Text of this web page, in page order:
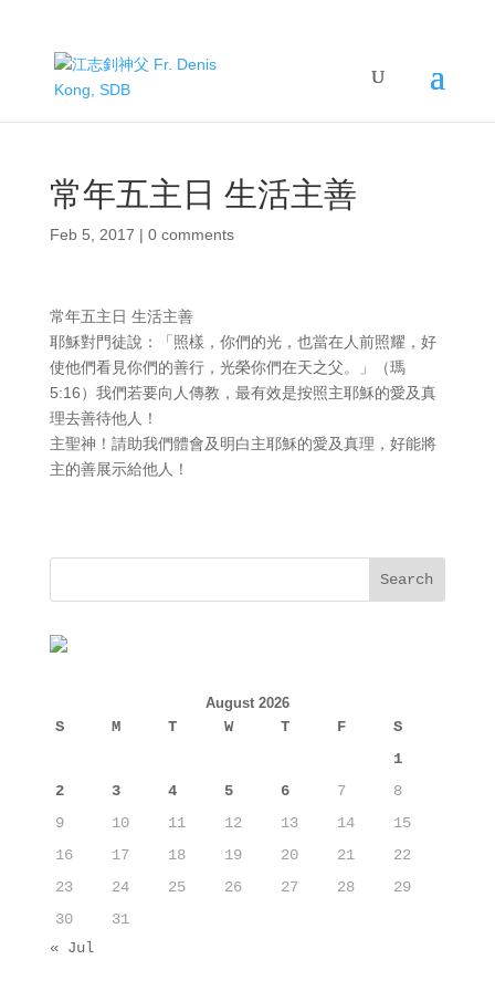
常年五主日 生活主善
Feb 5, 2017 | 0 comments
常年五主日 生活主善
耶穌對門徒說：「照樣，你們的光，也當在人前照耀，好
使他們看見你們的善行，光榮你們在天之父。」（瑪
5:16）我們若要向人傳教，最有效是按照主耶穌的愛及真
理去善待他人！
主聖神！請助我們體會及明白主耶穌的愛及真理，好能將
主的善展示給他人！
August 2026
S M T W T F
S
1
2
3 4 5 6 7
8
9
10 11 12 13 14
15
16
17 18 19 20 21
22
23
24 25 26 27 28
29
30
31
« Jul